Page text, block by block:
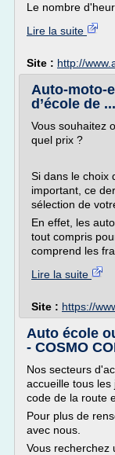
Le nombre
Lire la suite
Site : http://
Auto-moto-
d’école de ...
Vous souhaitez
quel prix ?
Si dans le choix
important, ce
sélection de
En effet, les
tout compris
comprend les
Lire la suite
Site : https://
Auto école
- COSMO
Nos secteurs
accueille tous
code de la route
Pour plus de
avec nous.
Vous recherchez